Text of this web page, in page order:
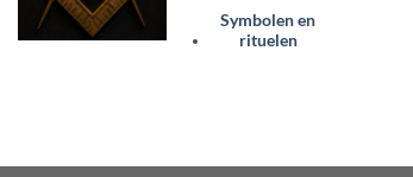
Symbolen en
rituelen